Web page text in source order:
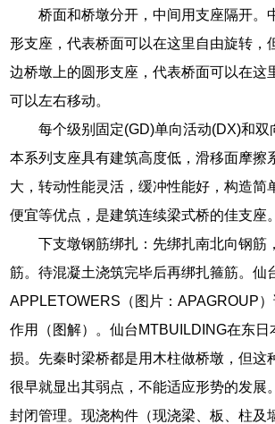
桥面和桥墩分开，中间用支座隔开。
形支座，代表桥面可以在这里自由旋转，
边桥墩上的圆形支座，代表桥面可以在这
可以左右移动。
每个级别固定(GD)单向活动(DX)和双
本系列支座具有建筑高度低，滑移面摩擦
大，转动性能灵活，缓冲性能好，构造简
便宜等优点，是建筑连续梁式桥的佳支座。
下支墩钢筋绑扎：先绑扎南北向钢筋
筋。待混凝土浇筑完毕后再绑扎箍筋。仙
APPLETOWERS（图片：APAGROUP
作用（图解）。仙台MTBUILDING在东日
损。先秦时梁桥都是用木柱做桥墩，但这
很早就显出其弱点，不能适应形势的发展
封闭管理。现浇构件（现浇梁、板、柱及